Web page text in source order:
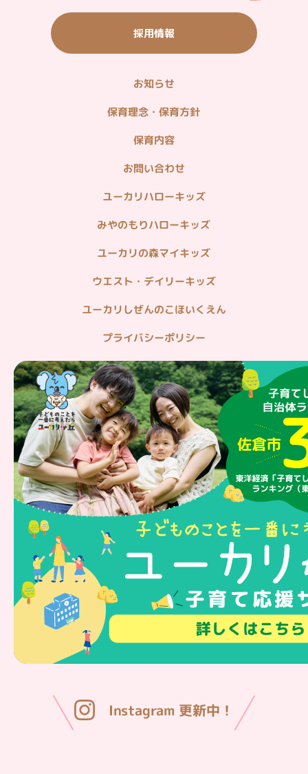
ご宿泊・ご飲食（ウィシュトンホテル）
タウン情報（グルメ・ショッピング他）
不動産情報（分譲・仲介・賃貸）
採用情報
お知らせ
保育理念・保育方針
保育内容
お問い合わせ
ユーカリハローキッズ
みやのもりハローキッズ
ユーカリの森マイキッズ
ウエスト・デイリーキッズ
ユーカリしぜんのこほいくえん
プライバシーポリシー
Instagram 更新中！